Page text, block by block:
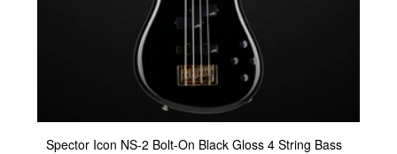
Spector Icon NS-2 Bolt-On Black Gloss 4 String Bass